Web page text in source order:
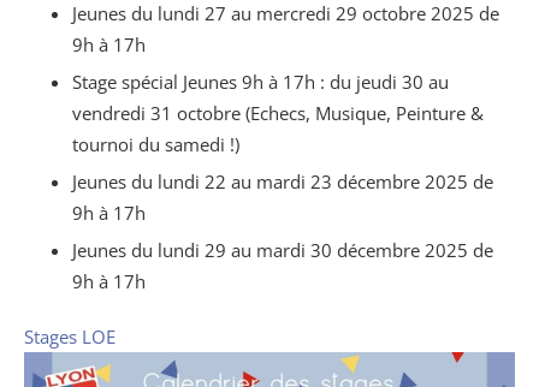
Jeunes du lundi 27 au mercredi 29 octobre 2025 de
9h à 17h
Stage spécial Jeunes 9h à 17h : du jeudi 30 au
vendredi 31 octobre (Echecs, Musique, Peinture &
tournoi du samedi !)
Jeunes du lundi 22 au mardi 23 décembre 2025 de
9h à 17h
Jeunes du lundi 29 au mardi 30 décembre 2025 de
9h à 17h
Stages LOE